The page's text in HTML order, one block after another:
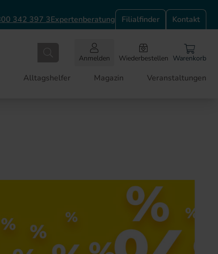
342 397 3Expertenberatung Filialfinder Kontakt
Anmelden Wiederbestellen Warenkorb
Alltagshelfer Magazin Veranstaltungen